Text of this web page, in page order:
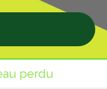
perdu